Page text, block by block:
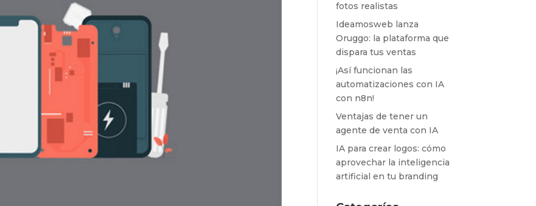
fotos realistas
Ideamosweb lanza
Oruggo: la plataforma que
dispara tus ventas
¡Así funcionan las
automatizaciones con IA
con n8n!
Ventajas de tener un
agente de venta con IA
IA para crear logos: cómo
aprovechar la inteligencia
artificial en tu branding